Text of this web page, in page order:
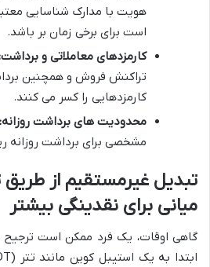
هویت با مدارک شناسایی
است برای برخی زمان بر باشد.
کارمزدهای معاملاتی و
تراکنش فروش و همچنین
کارمزدهایی را کسر می کنند.
محدودیت های برداشت روزانه:
مشخصی برای برداشت روزانه
میانی برای نقدینگی بیشتر
گاهی اوقات، یک فرد ممکن است ترجیح